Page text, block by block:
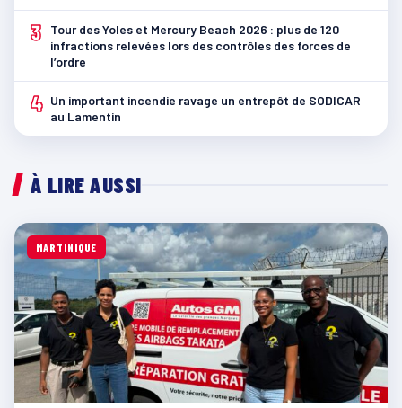
3
Tour des Yoles et Mercury Beach 2026 : plus de 120
infractions relevées lors des contrôles des forces de
l’ordre
4 Un important incendie ravage un entrepôt de SODICAR
au Lamentin
À LIRE AUSSI
MARTINIQUE